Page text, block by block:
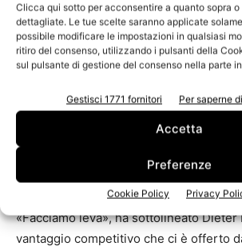
Clicca qui sotto per acconsentire a quanto sopra
dettagliate. Le tue scelte saranno applicate
possibile modificare le impostazioni in qualsiasi
ritiro del consenso, utilizzando i pulsanti della
sul pulsante di gestione del consenso nella parte
Gestisci 1771 fornitori Per saperne
Accetta
Preferenze
Cookie Policy Privacy
garantiscono adeguate proprietà
ricorso ai rivestimenti da estrusione».
Dieter Becker un ulteriore valore
dall’utilizzo spinto di materie di origine
comunque rinnovabili – l’esempio è
– e dalla rinuncia completa agli additivi
chimico. Al 100% biodegradabile, la
Mitsubishi HiTec Paper può adattarsi e
generi di carta-base, posta però una
compresa fra i 35 e i 250 grammi per
«Facciamo leva», ha sottolineato Dieter
vantaggio competitivo che ci è offerto